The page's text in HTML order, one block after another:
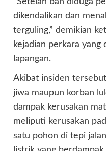
dikendalikan dan
terguling,” demikian
kejadian perkara yang
lapangan.
Akibat insiden
jiwa maupun korban
dampak kerusakan
meliputi kerusakan
satu pohon di tepi